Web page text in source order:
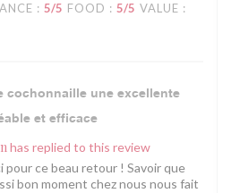
: 5/5 FOOD : 5/5 VALUE :
cochonnaille une excellente
et efficace
has replied to this review
ce beau retour ! Savoir que
bon moment chez nous nous fait